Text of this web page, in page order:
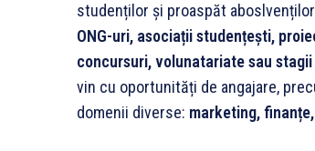
studenților și proaspăt
ONG-uri, asociații studențești,
concursuri, volunatariate sau
vin cu oportunități de angajare,
domenii diverse: marketing,